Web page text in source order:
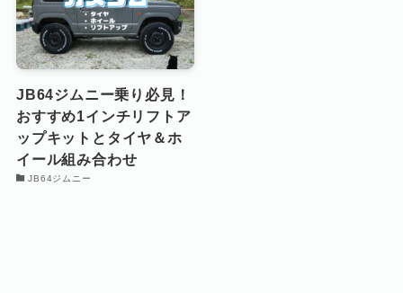
JB64ジムニー乗り必見！
おすすめ1インチリフトア
ップキットとタイヤ＆ホ
イール組み合わせ
JB64ジムニー